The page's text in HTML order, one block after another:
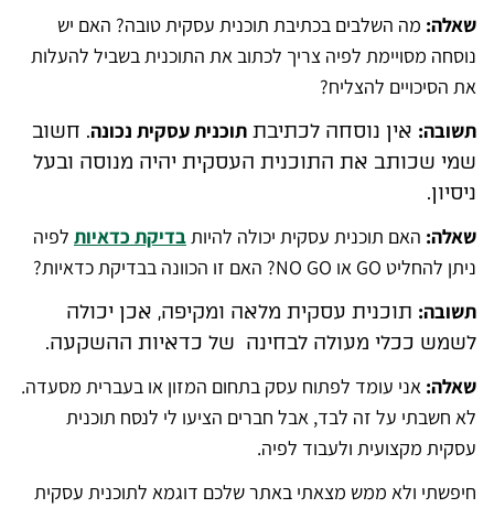
שאלה: מה השלבים בכתיבת תוכנית עסקית טובה? האם יש
נוסחה מסויימת לפיה צריך לכתוב את התוכנית בשביל להעלות
את הסיכויים להצליח?
תשובה: אין נוסחה לכתיבת תוכנית עסקית נכונה. חשוב
שמי שכותב את התוכנית העסקית יהיה מנוסה ובעל
ניסיון.
שאלה: האם תוכנית עסקית יכולה להיות בדיקת כדאיות לפיה
ניתן להחליט GO או NO GO? האם זו הכוונה בבדיקת כדאיות?
תשובה: תוכנית עסקית מלאה ומקיפה, אכן יכולה
לשמש ככלי מעולה לבחינה של כדאיות ההשקעה.
שאלה: אני עומד לפתוח עסק בתחום המזון או בעברית מסעדה.
לא חשבתי על זה לבד, אבל חברים הציעו לי לנסח תוכנית
עסקית מקצועית ולעבוד לפיה.
חיפשתי ולא ממש מצאתי באתר שלכם דוגמא לתוכנית עסקית